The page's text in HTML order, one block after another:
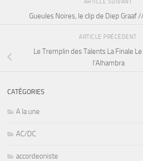
ARTICLE SUIVANT
Gueules Noires, le clip de Diep Graaf
ARTICLE PRÉCÉDENT
Le Tremplin des Talents La Finale
l’Alhambra
CATÉGORIES
A la une
AC/DC
accordeoniste